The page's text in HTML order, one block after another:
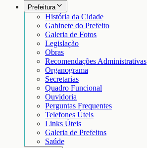
Prefeitura
História da Cidade
Gabinete do Prefeito
Galeria de Fotos
Legislação
Obras
Recomendações Administrativas
Organograma
Secretarias
Quadro Funcional
Ouvidoria
Perguntas Frequentes
Telefones Úteis
Links Úteis
Galeria de Prefeitos
Saúde